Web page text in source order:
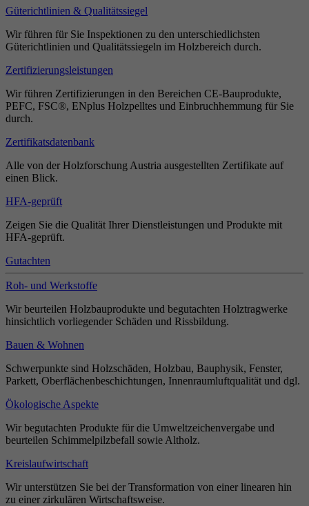
Güterichtlinien & Qualitätssiegel
Wir führen für Sie Inspektionen zu den unterschiedlichsten
Güterichtlinien und Qualitätssiegeln im Holzbereich durch.
Zertifizierungsleistungen
Wir führen Zertifizierungen in den Bereichen CE-Bauprodukte,
PEFC, FSC®, ENplus Holzpelltes und Einbruchhemmung für Sie
durch.
Zertifikatsdatenbank
Alle von der Holzforschung Austria ausgestellten Zertifikate auf
einen Blick.
HFA-geprüft
Zeigen Sie die Qualität Ihrer Dienstleistungen und Produkte mit
HFA-geprüft.
Gutachten
Roh- und Werkstoffe
Wir beurteilen Holzbauprodukte und begutachten Holztragwerke
hinsichtlich vorliegender Schäden und Rissbildung.
Bauen & Wohnen
Schwerpunkte sind Holzschäden, Holzbau, Bauphysik, Fenster,
Parkett, Oberflächenbeschichtungen, Innenraumluftqualität und dgl.
Ökologische Aspekte
Wir begutachten Produkte für die Umweltzeichenvergabe und
beurteilen Schimmelpilzbefall sowie Altholz.
Kreislaufwirtschaft
Wir unterstützen Sie bei der Transformation von einer linearen hin
zu einer zirkulären Wirtschaftsweise.